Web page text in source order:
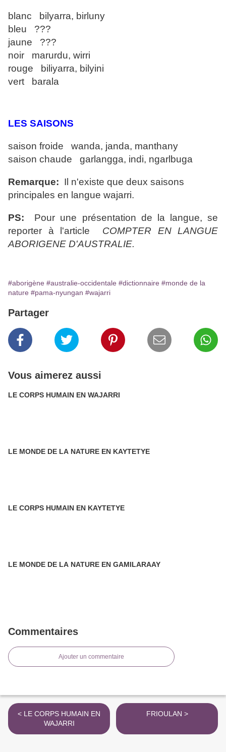
blanc bilyarra, birluny
bleu ???
jaune ???
noir marurdu, wirri
rouge biliyarra, bilyini
vert barala
LES SAISONS
saison froide wanda, janda, manthany
saison chaude garlangga, indi, ngarlbuga
Remarque: Il n'existe que deux saisons
principales en langue wajarri.
PS: Pour une présentation de la langue, se
reporter à l'article COMPTER EN LANGUE
ABORIGENE D'AUSTRALIE.
#aborigène #australie-occidentale #dictionnaire #monde de la
nature #pama-nyungan #wajarri
Partager
Vous aimerez aussi
LE CORPS HUMAIN EN WAJARRI
LE MONDE DE LA NATURE EN KAYTETYE
LE CORPS HUMAIN EN KAYTETYE
LE MONDE DE LA NATURE EN GAMILARAAY
Commentaires
Ajouter un commentaire
< LE CORPS HUMAIN EN
WAJARRI
FRIOULAN >